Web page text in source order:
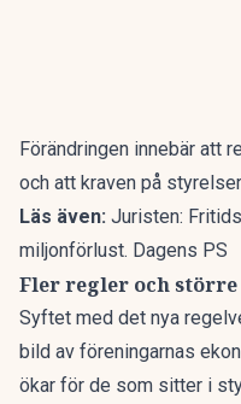
Förändringen innebär att
och att kraven på
Läs även: Juristen:
miljonförlust. Dagens PS
Fler regler och
Syftet med det nya
bild av föreningarnas
ökar för de som sitter i